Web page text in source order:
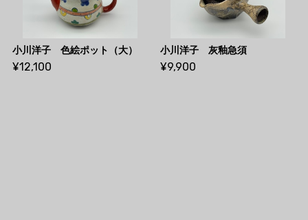
小川洋子 色絵ポット（大）
¥12,100
小川洋子 灰釉急須
¥9,900